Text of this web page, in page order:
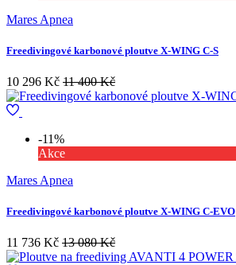
Mares Apnea
Freedivingové karbonové ploutve X-WING C-S
10 296 Kč 11 400 Kč
-11%
Akce
Mares Apnea
Freedivingové karbonové ploutve X-WING C-EVO
11 736 Kč 13 080 Kč